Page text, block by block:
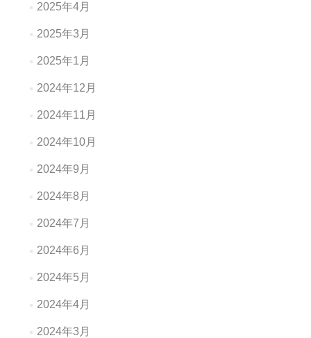
2025年4月
2025年3月
2025年1月
2024年12月
2024年11月
2024年10月
2024年9月
2024年8月
2024年7月
2024年6月
2024年5月
2024年4月
2024年3月